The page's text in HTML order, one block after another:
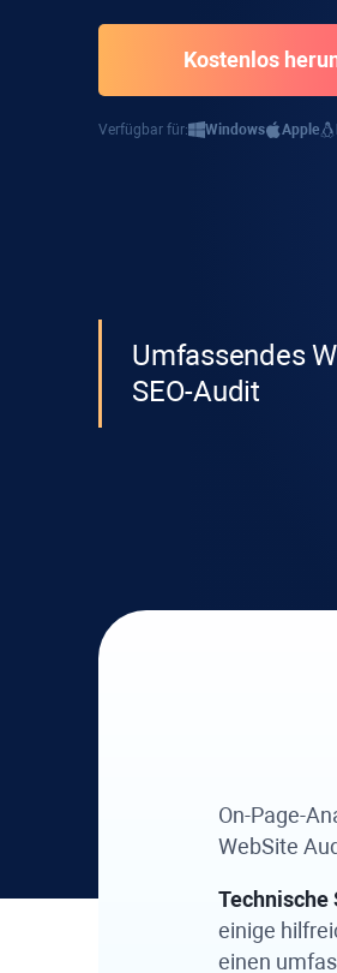
Kostenlos
Verfügbar für: Windows Apple
Umfassendes
SEO-Audit
On-Page-
WebSite
Technische
einige
einen